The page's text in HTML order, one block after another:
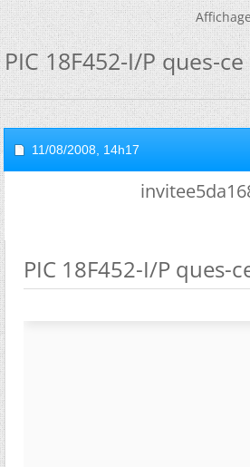
PIC 18F452-I/P ques-ce
11/08/2008, 14h17
PIC 18F452-I/P ques-